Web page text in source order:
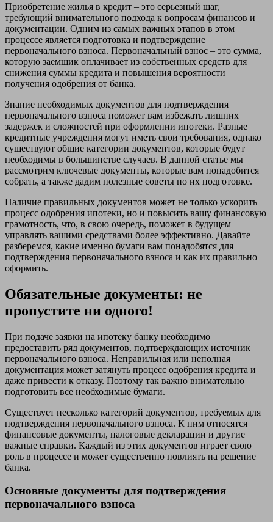
Приобретение жилья в кредит – это серьезный шаг,
требующий внимательного подхода к вопросам финансов и
документации. Одним из самых важных этапов в этом
процессе является подготовка и подтверждение
первоначального взноса. Первоначальный взнос – это сумма,
которую заемщик оплачивает из собственных средств для
снижения суммы кредита и повышения вероятности
получения одобрения от банка.
Знание необходимых документов для подтверждения
первоначального взноса поможет вам избежать лишних
задержек и сложностей при оформлении ипотеки. Разные
кредитные учреждения могут иметь свои требования, однако
существуют общие категории документов, которые будут
необходимы в большинстве случаев. В данной статье мы
рассмотрим ключевые документы, которые вам понадобится
собрать, а также дадим полезные советы по их подготовке.
Наличие правильных документов может не только ускорить
процесс одобрения ипотеки, но и повысить вашу финансовую
грамотность, что, в свою очередь, поможет в будущем
управлять вашими средствами более эффективно. Давайте
разберемся, какие именно бумаги вам понадобятся для
подтверждения первоначального взноса и как их правильно
оформить.
Обязательные документы: не
пропустите ни одного!
При подаче заявки на ипотеку банку необходимо
предоставить ряд документов, подтверждающих источник
первоначального взноса. Неправильная или неполная
документация может затянуть процесс одобрения кредита и
даже привести к отказу. Поэтому так важно внимательно
подготовить все необходимые бумаги.
Существует несколько категорий документов, требуемых для
подтверждения первоначального взноса. К ним относятся
финансовые документы, налоговые декларации и другие
важные справки. Каждый из этих документов играет свою
роль в процессе и может существенно повлиять на решение
банка.
Основные документы для подтверждения
первоначального взноса